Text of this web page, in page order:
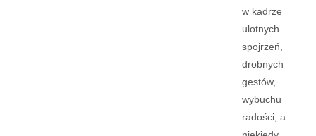
w kadrze
ulotnych
spojrzeń,
drobnych
gestów,
wybuchu
radości, a